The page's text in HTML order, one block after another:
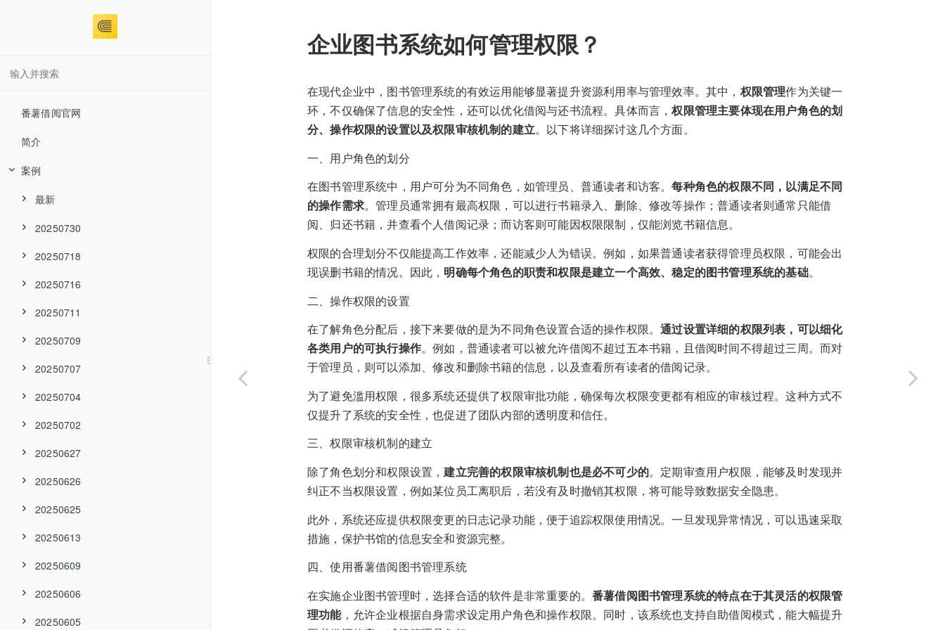
番薯借阅官网
简介
案例
最新
20250730
20250718
20250716
20250711
20250709
20250707
20250704
20250702
20250627
20250626
20250625
20250613
20250609
20250606
20250605
企业图书系统如何管理权限？
在现代企业中，图书管理系统的有效运用能够显著提升资源利用率与管理效率。其中， 权限管理作为关键一
环，不仅确保了信息的安全性，还可以优化借阅与还书流程。具体而言，权限管理主要体现在用户角色的划
分、操作权限的设置以及权限审核机制的建立。以下将详细探讨这几个方面。
一、用户角色的划分
在图书管理系统中，用户可分为不同角色，如管理员、普通读者和访客。每种角色的权限不同，以满足不同
的操作需求。管理员通常拥有最高权限，可以进行书籍录入、删除、修改等操作；普通读者则通常只能借
阅、归还书籍，并查看个人借阅记录；而访客则可能因权限限制，仅能浏览书籍信息。
权限的合理划分不仅能提高工作效率，还能减少人为错误。例如，如果普通读者获得管理员权限，可能会出
现误删书籍的情况。因此， 明确每个角色的职责和权限是建立一个高效、稳定的图书管理系统的基础。
二、操作权限的设置
在了解角色分配后，接下来要做的是为不同角色设置合适的操作权限。通过设置详细的权限列表，可以细化
各类用户的可执行操作。例如，普通读者可以被允许借阅不超过五本书籍，且借阅时间不得超过三周。而对
于管理员，则可以添加、修改和删除书籍的信息，以及查看所有读者的借阅记录。
为了避免滥用权限，很多系统还提供了权限审批功能，确保每次权限变更都有相应的审核过程。这种方式不
仅提升了系统的安全性，也促进了团队内部的透明度和信任。
三、权限审核机制的建立
除了角色划分和权限设置，建立完善的权限审核机制也是必不可少的。定期审查用户权限，能够及时发现并
纠正不当权限设置，例如某位员工离职后，若没有及时撤销其权限，将可能导致数据安全隐患。
此外，系统还应提供权限变更的日志记录功能，便于追踪权限使用情况。一旦发现异常情况，可以迅速采取
措施，保护书馆的信息安全和资源完整。
四、使用番薯借阅图书管理系统
在实施企业图书管理时，选择合适的软件是非常重要的。 番薯借阅图书管理系统的特点在于其灵活的权限管
理功能，允许企业根据自身需求设定用户角色和操作权限。同时，该系统也支持自助借阅模式，能大幅提升